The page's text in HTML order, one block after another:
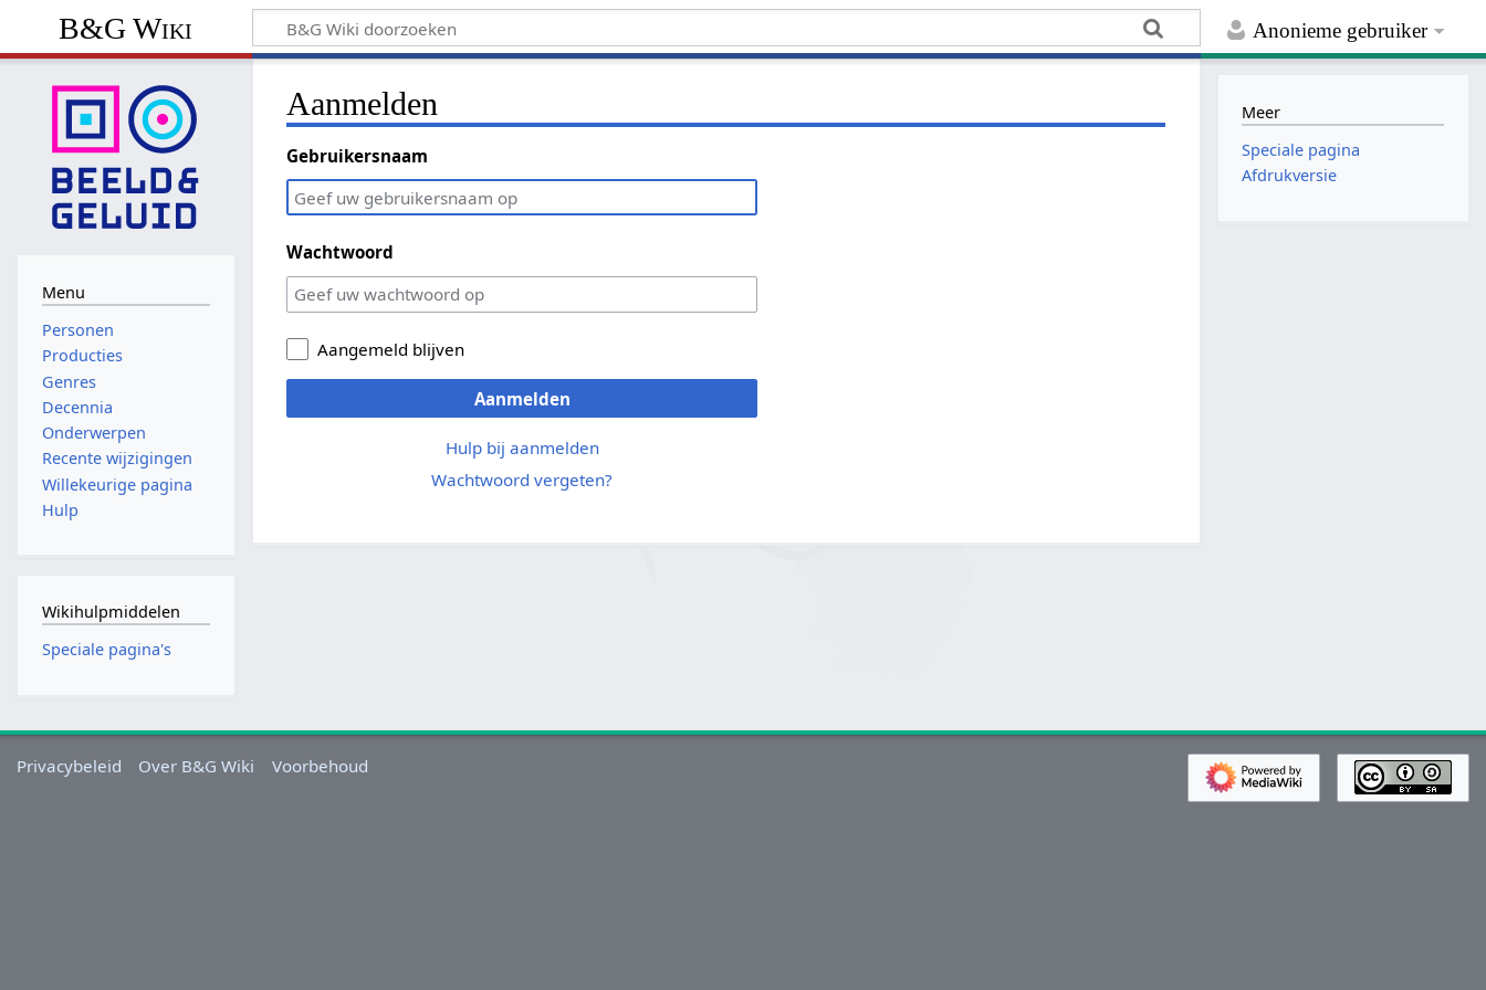
Anonieme gebruiker
B&G Wiki
Aanmelden
Gebruikersnaam
Wachtwoord
Aangemeld blijven
Aanmelden
Hulp bij aanmelden
Wachtwoord vergeten?
Menu
Personen
Producties
Genres
Decennia
Onderwerpen
Recente wijzigingen
Willekeurige pagina
Hulp
Wikihulpmiddelen
Speciale pagina's
Meer
Speciale pagina
Afdrukversie
Privacybeleid Over B&G Wiki Voorbehoud